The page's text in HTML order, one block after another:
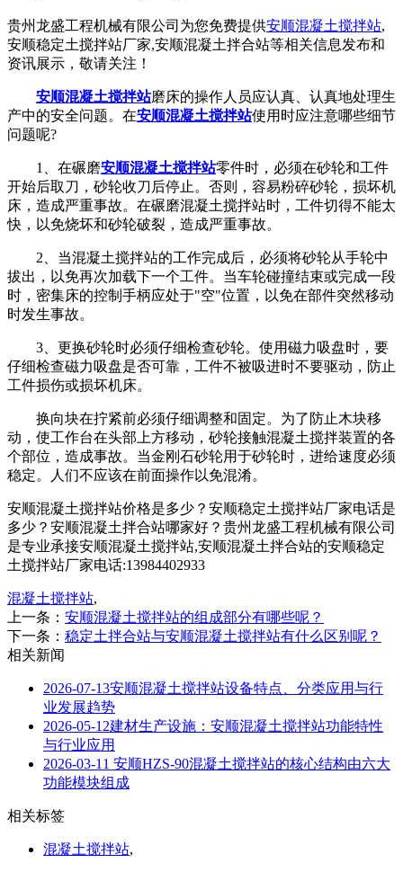
贵州龙盛工程机械有限公司为您免费提供安顺混凝土搅拌站,
安顺稳定土搅拌站厂家,安顺混凝土拌合站等相关信息发布和
资讯展示，敬请关注！
安顺混凝土搅拌站磨床的操作人员应认真、认真地处理生
产中的安全问题。在安顺混凝土搅拌站使用时应注意哪些细节
问题呢?
1、在碾磨安顺混凝土搅拌站零件时，必须在砂轮和工件
开始后取刀，砂轮收刀后停止。否则，容易粉碎砂轮，损坏机
床，造成严重事故。在碾磨混凝土搅拌站时，工件切得不能太
快，以免烧坏和砂轮破裂，造成严重事故。
2、当混凝土搅拌站的工作完成后，必须将砂轮从手轮中
拔出，以免再次加载下一个工件。当车轮碰撞结束或完成一段
时，密集床的控制手柄应处于"空"位置，以免在部件突然移动
时发生事故。
3、更换砂轮时必须仔细检查砂轮。使用磁力吸盘时，要
仔细检查磁力吸盘是否可靠，工件不被吸进时不要驱动，防止
工件损伤或损坏机床。
换向块在拧紧前必须仔细调整和固定。为了防止木块移
动，使工作台在头部上方移动，砂轮接触混凝土搅拌装置的各
个部位，造成事故。当金刚石砂轮用于砂轮时，进给速度必须
稳定。人们不应该在前面操作以免混淆。
安顺混凝土搅拌站价格是多少？安顺稳定土搅拌站厂家电话是
多少？安顺混凝土拌合站哪家好？贵州龙盛工程机械有限公司
是专业承接安顺混凝土搅拌站,安顺混凝土拌合站的安顺稳定
土搅拌站厂家电话:13984402933
混凝土搅拌站,
上一条： 安顺混凝土搅拌站的组成部分有哪些呢？
下一条： 稳定土拌合站与安顺混凝土搅拌站有什么区别呢？
相关新闻
2026-07-13安顺混凝土搅拌站设备特点、分类应用与行
业发展趋势
2026-05-12建材生产设施：安顺混凝土搅拌站功能特性
与行业应用
2026-03-11 安顺HZS-90混凝土搅拌站的核心结构由六大
功能模块组成
相关标签
混凝土搅拌站,